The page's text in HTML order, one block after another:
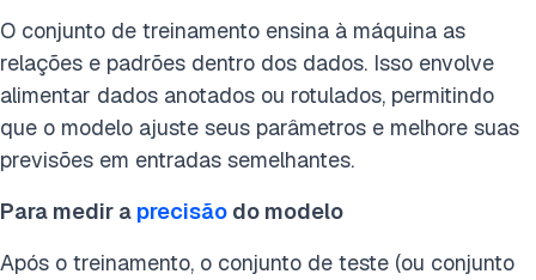
O conjunto de treinamento ensina à máquina as
relações e padrões dentro dos dados. Isso envolve
alimentar dados anotados ou rotulados, permitindo
que o modelo ajuste seus parâmetros e melhore suas
previsões em entradas semelhantes.
Para medir a precisão do modelo
Após o treinamento, o conjunto de teste (ou conjunto